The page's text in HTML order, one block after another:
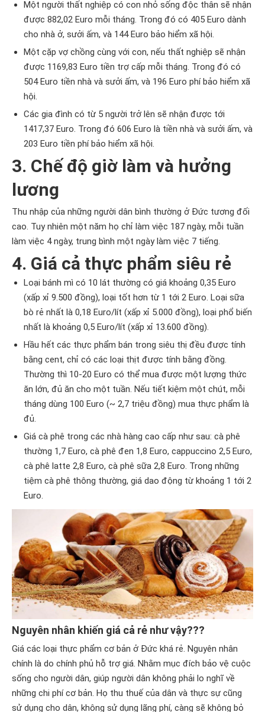
Một người thất nghiệp có con nhỏ sống độc thân sẽ nhận
được 882,02 Euro mỗi tháng. Trong đó có 405 Euro dành
cho nhà ở, sưởi ấm, và 144 Euro bảo hiểm xã hội.
Một cặp vợ chồng cùng với con, nếu thất nghiệp sẽ nhận
được 1169,83 Euro tiền trợ cấp mỗi tháng. Trong đó có
504 Euro tiền nhà và sưởi ấm, và 196 Euro phí bảo hiểm xã
hội.
Các gia đình có từ 5 người trở lên sẽ nhận được tới
1417,37 Euro. Trong đó 606 Euro là tiền nhà và sưởi ấm, và
203 Euro tiền phí bảo hiểm xã hội.
3. Chế độ giờ làm và hưởng
lương
Thu nhập của những người dân bình thường ở Đức tương đối
cao. Tuy nhiên một năm họ chỉ làm việc 187 ngày, mỗi tuần
làm việc 4 ngày, trung bình một ngày làm việc 7 tiếng.
4. Giá cả thực phẩm siêu rẻ
Loại bánh mì có 10 lát thường có giá khoảng 0,35 Euro
(xấp xỉ 9.500 đồng), loại tốt hơn từ 1 tới 2 Euro. Loại sữa
bò rẻ nhất là 0,18 Euro/lít (xấp xỉ 5.000 đồng), loại phổ biến
nhất là khoảng 0,5 Euro/lít (xấp xỉ 13.600 đồng).
Hầu hết các thực phẩm bán trong siêu thị đều được tính
bằng cent, chỉ có các loại thịt được tính bằng đồng.
Thường thì 10-20 Euro có thể mua được một lượng thức
ăn lớn, đủ ăn cho một tuần. Nếu tiết kiệm một chút, mỗi
tháng dùng 100 Euro (~ 2,7 triệu đồng) mua thực phẩm là
đủ.
Giá cà phê trong các nhà hàng cao cấp như sau: cà phê
thường 1,7 Euro, cà phê đen 1,8 Euro, cappuccino 2,5 Euro,
cà phê latte 2,8 Euro, cà phê sữa 2,8 Euro. Trong những
tiệm cà phê thông thường, giá dao động từ khoảng 1 tới 2
Euro.
Nguyên nhân khiến giá cả rẻ như vậy???
Giá các loại thực phẩm cơ bản ở Đức khá rẻ. Nguyên nhân
chính là do chính phủ hỗ trợ giá. Nhằm mục đích bảo vệ cuộc
sống cho người dân, giúp người dân không phải lo nghĩ về
những chi phí cơ bản. Họ thu thuế của dân và thực sự cũng
sử dụng cho dân, không sử dụng lãng phí, càng sẽ không bỏ